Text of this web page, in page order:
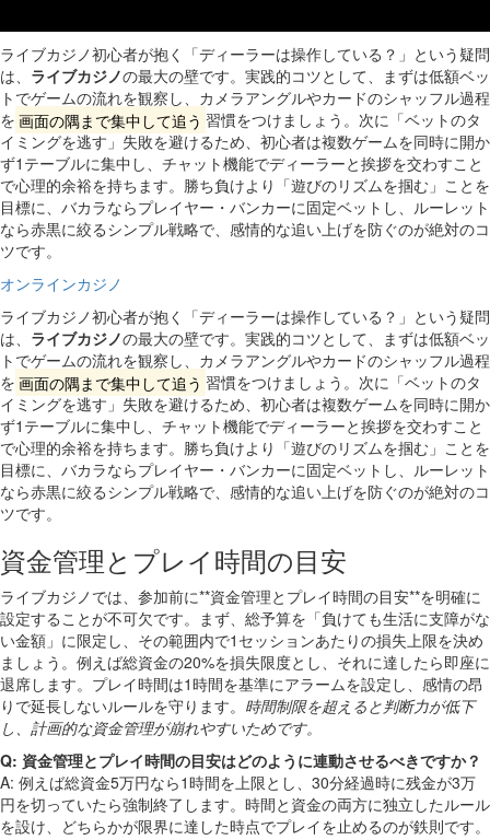
ライブカジノ初心者が抱く「ディーラーは操作している？」という疑問
は、 ライブカジノの最大の壁です。実践的コツとして、まずは低額ベッ
トでゲームの流れを観察し、カメラアングルやカードのシャッフル過程
を 画面の隅まで集中して追う 習慣をつけましょう。次に「ベットのタ
イミングを逃す」失敗を避けるため、初心者は複数ゲームを同時に開か
ず1テーブルに集中し、チャット機能でディーラーと挨拶を交わすこと
で心理的余裕を持ちます。勝ち負けより「遊びのリズムを掴む」ことを
目標に、バカラならプレイヤー・バンカーに固定ベットし、ルーレット
なら赤黒に絞るシンプル戦略で、感情的な追い上げを防ぐのが絶対のコ
ツです。
オンラインカジノ
ライブカジノ初心者が抱く「ディーラーは操作している？」という疑問
は、 ライブカジノの最大の壁です。実践的コツとして、まずは低額ベッ
トでゲームの流れを観察し、カメラアングルやカードのシャッフル過程
を 画面の隅まで集中して追う 習慣をつけましょう。次に「ベットのタ
イミングを逃す」失敗を避けるため、初心者は複数ゲームを同時に開か
ず1テーブルに集中し、チャット機能でディーラーと挨拶を交わすこと
で心理的余裕を持ちます。勝ち負けより「遊びのリズムを掴む」ことを
目標に、バカラならプレイヤー・バンカーに固定ベットし、ルーレット
なら赤黒に絞るシンプル戦略で、感情的な追い上げを防ぐのが絶対のコ
ツです。
資金管理とプレイ時間の目安
ライブカジノでは、参加前に**資金管理とプレイ時間の目安**を明確に
設定することが不可欠です。まず、総予算を「負けても生活に支障がな
い金額」に限定し、その範囲内で1セッションあたりの損失上限を決め
ましょう。例えば総資金の20%を損失限度とし、それに達したら即座に
退席します。プレイ時間は1時間を基準にアラームを設定し、感情の昂
りで延長しないルールを守ります。 時間制限を超えると判断力が低下
し、計画的な資金管理が崩れやすいためです。
Q: 資金管理とプレイ時間の目安はどのように連動させるべきですか？
A: 例えば総資金5万円なら1時間を上限とし、30分経過時に残金が3万
円を切っていたら強制終了します。時間と資金の両方に独立したルール
を設け、どちらかが限界に達した時点でプレイを止めるのが鉄則です。